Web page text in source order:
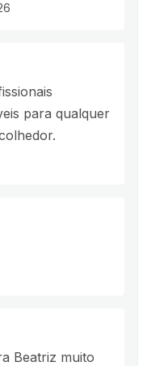
para qualquer
Beatriz muito